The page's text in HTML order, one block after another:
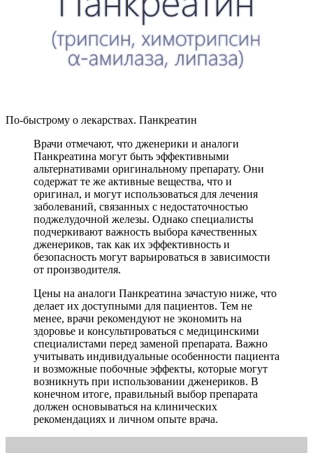
По-быстрому о лекарствах. Панкреатин
Врачи отмечают, что дженерики и аналоги
Панкреатина могут быть эффективными
альтернативами оригинальному препарату. Они
содержат те же активные вещества, что и
оригинал, и могут использоваться для лечения
заболеваний, связанных с недостаточностью
поджелудочной железы. Однако специалисты
подчеркивают важность выбора качественных
дженериков, так как их эффективность и
безопасность могут варьироваться в зависимости
от производителя.
Цены на аналоги Панкреатина зачастую ниже, что
делает их доступными для пациентов. Тем не
менее, врачи рекомендуют не экономить на
здоровье и консультироваться с медицинскими
специалистами перед заменой препарата. Важно
учитывать индивидуальные особенности пациента
и возможные побочные эффекты, которые могут
возникнуть при использовании дженериков. В
конечном итоге, правильный выбор препарата
должен основываться на клинических
рекомендациях и личном опыте врача.